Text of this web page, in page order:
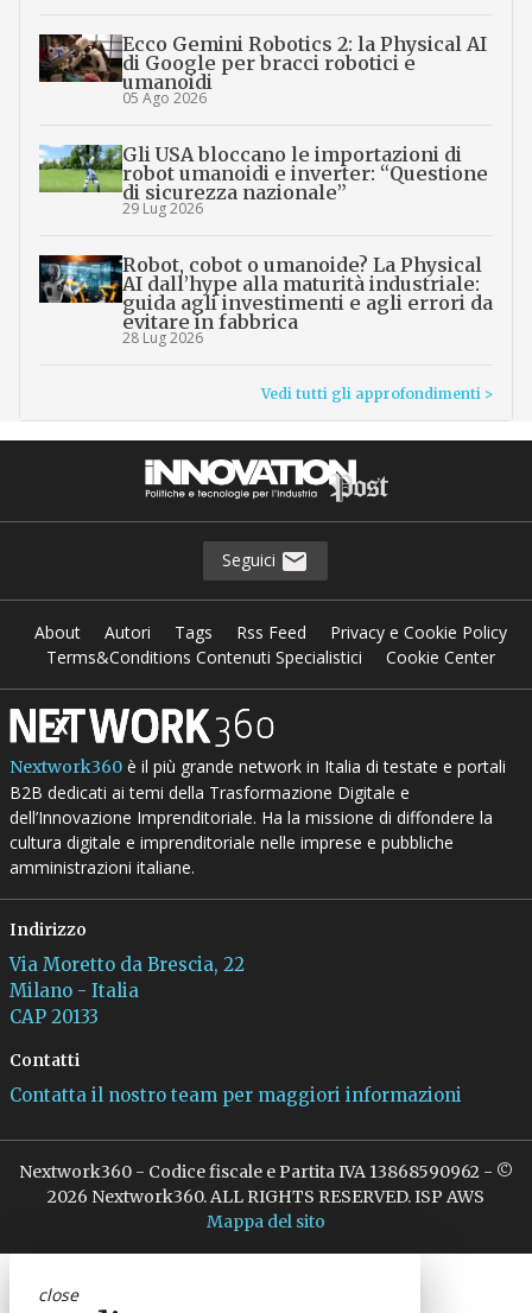
Ecco Gemini Robotics 2: la Physical AI
di Google per bracci robotici e
umanoidi
05 Ago 2026
Gli USA bloccano le importazioni di
robot umanoidi e inverter: “Questione
di sicurezza nazionale”
29 Lug 2026
Robot, cobot o umanoide? La Physical
AI dall’hype alla maturità industriale:
guida agli investimenti e agli errori da
evitare in fabbrica
28 Lug 2026
Vedi tutti gli approfondimenti >
Seguici
About Autori Tags Rss Feed
Privacy e Cookie Policy
Terms&Conditions Contenuti Specialistici
Cookie Center
Nextwork360è il più grande network in Italia di testate e portali
B2B dedicati ai temi della Trasformazione Digitale e
dell’Innovazione Imprenditoriale. Ha la missione di diffondere la
cultura digitale e imprenditoriale nelle imprese e pubbliche
amministrazioni italiane.
Indirizzo
Via Moretto da Brescia, 22
Milano - Italia
CAP 20133
Contatti
Contatta il nostro team per maggiori informazioni
Nextwork360 - Codice fiscale e Partita IVA 13868590962 - ©
2026 Nextwork360. ALL RIGHTS RESERVED. ISP AWS
Mappa del sito
close